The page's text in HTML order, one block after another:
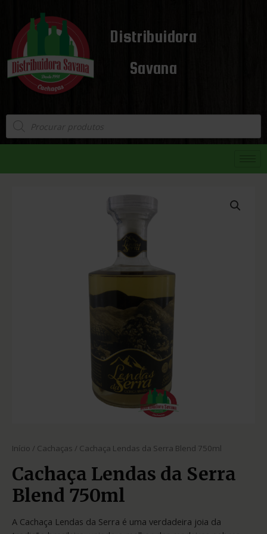
Distribuidora
Savana
Início / Cachaças / Cachaça Lendas da Serra Blend 750ml
Cachaça Lendas da Serra
Blend 750ml
A Cachaça Lendas da Serra é uma verdadeira joia da